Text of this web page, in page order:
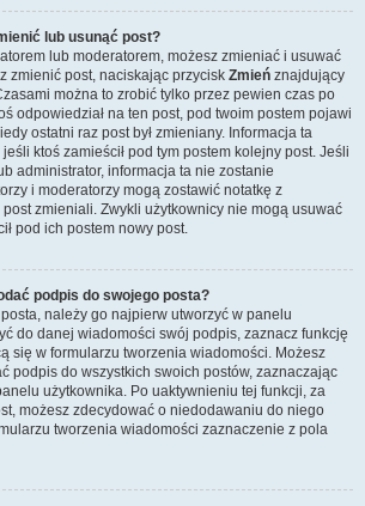
lub usunąć post?
lub moderatorem, możesz zmieniać i usuwać
zmienić post, naciskając przycisk Zmień znajdujący
można to zrobić tylko przez pewien czas po
odpowiedział na ten post, pod twoim postem pojawi
ostatni raz post był zmieniany. Informacja ta
ktoś zamieścił pod tym postem kolejny post. Jeśli
administrator, informacja ta nie zostanie
i moderatorzy mogą zostawić notatkę z
zmieniali. Zwykli użytkownicy nie mogą usuwać
pod ich postem nowy post.
podpis do swojego posta?
należy go najpierw utworzyć w panelu
do danej wiadomości swój podpis, zaznacz funkcję
się w formularzu tworzenia wiadomości. Możesz
podpis do wszystkich swoich postów, zaznaczając
użytkownika. Po uaktywnieniu tej funkcji, za
możesz zdecydować o niedodawaniu do niego
tworzenia wiadomości zaznaczenie z pola